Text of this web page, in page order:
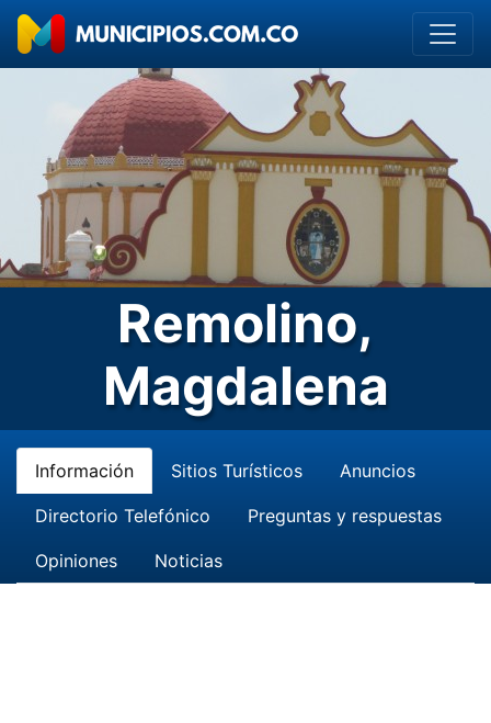
Remolino,
Magdalena
Información Sitios Turísticos Anuncios
Directorio Telefónico Preguntas y respuestas
Opiniones Noticias